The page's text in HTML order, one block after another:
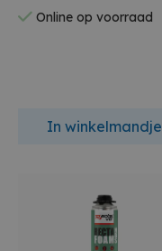
Online op voorraad
In winkelmandje